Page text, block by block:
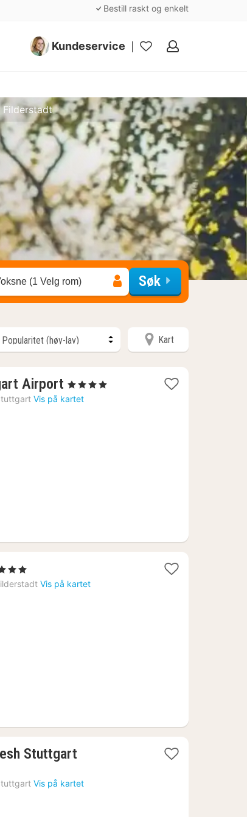
Bestill raskt og enkelt
Kundeservice
Mine
Filderstadt
(1 Velg rom) Søk
Kart
Airport 2
netter
, 4 Stjerner
Vis på kartet
Vis på kartet
Stuttgart
Vis på kartet